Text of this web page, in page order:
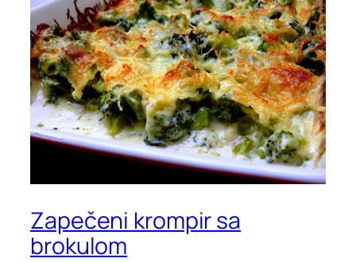
Zapečeni krompir sa
brokulom